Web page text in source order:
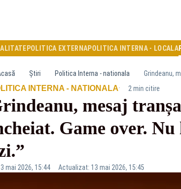
POLITICA EXTERNAPOLITICA INTERNA - LOCALA
Știri Politica Interna - nationala
INTERNA - NATIONALA· 2 min citire
mesaj
Game over.
mai 2026, 15:44 Actualizat: 13 mai 2026, 15:45